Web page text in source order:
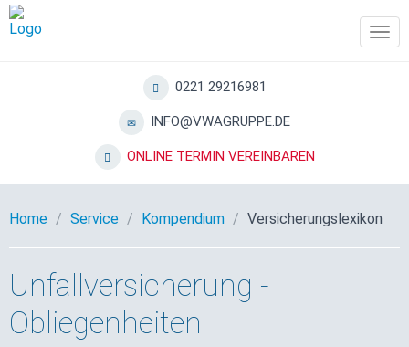
0221 29216981
INFO@VWAGRUPPE.DE
ONLINE TERMIN VEREINBAREN
Home Service Kompendium Versicherungslexikon
Unfallversicherung -
Obliegenheiten